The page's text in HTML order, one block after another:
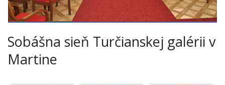
Sobášna sieň Turčianskej galérii v
Martine